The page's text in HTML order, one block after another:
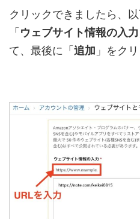
クリックできましたら、
「ウェブサイト情報の入力
て、最後に「追加 」をク